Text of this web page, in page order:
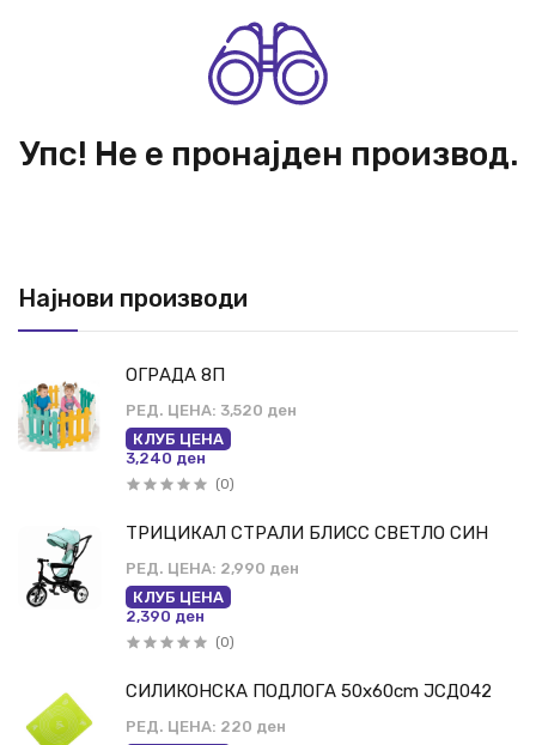
Најнови производи
ОГРАДА 8П
РЕД. ЦЕНА: 3,520 ден
КЛУБ ЦЕНА
3,240 ден
(0)
ТРИЦИКАЛ СТРАЛИ БЛИСС СВЕТЛО СИН
РЕД. ЦЕНА: 2,990 ден
КЛУБ ЦЕНА
2,390 ден
(0)
СИЛИКОНСКА ПОДЛОГА 50x60cm ЈСД042
РЕД. ЦЕНА: 220 ден
Упс! Не е пронајден производ.